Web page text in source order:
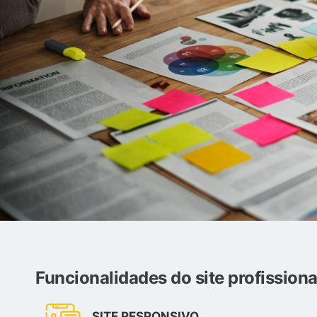
Funcionalidades do site